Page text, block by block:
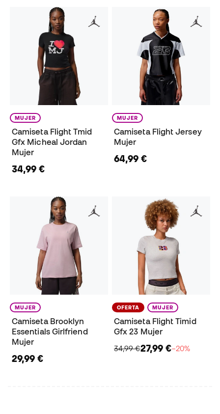
MUJER
Camiseta Flight Tmid
Gfx Micheal Jordan
Mujer
34,99 €
MUJER
Camiseta Flight Jersey
Mujer
64,99 €
MUJER
Camiseta Brooklyn
Essentials Girlfriend
Mujer
29,99 €
OFERTA MUJER
Camiseta Flight Timid
Gfx 23 Mujer
34,99 €27,99 €−20%